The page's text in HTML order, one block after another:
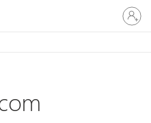
Sign
in
to
account